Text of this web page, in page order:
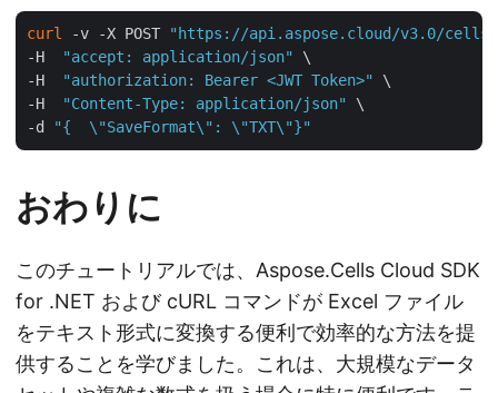
curl -v -X POST
"https://api.aspose.cloud/v3.0/cells/
-H
"accept: application/json"
\
-H
"authorization: Bearer <JWT Token>"
\
-H
"Content-Type: application/json"
\
-d
"{  \"SaveFormat\": \"TXT\"}"
おわりに
このチュートリアルでは、Aspose.Cells Cloud SDK
for .NET および cURL コマンドが Excel ファイル
をテキスト形式に変換する便利で効率的な方法を提
供することを学びました。これは、大規模なデータ